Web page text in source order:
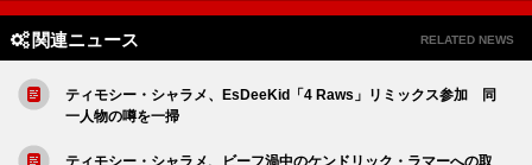
関連ニュース RELATED NEWS
ティモシー・シャラメ、EsDeeKid「4 Raws」リミックス参加 同
一人物の噂を一掃
ティモシー・シャラメ、ビーフ渦中のケンドリック・ラマーへの取